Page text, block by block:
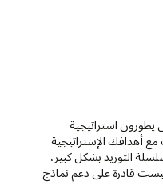
استراتيجية
أهدافك الإستراتيجية
التوريد بشكل كبير،
قادرة على دعم نماذج